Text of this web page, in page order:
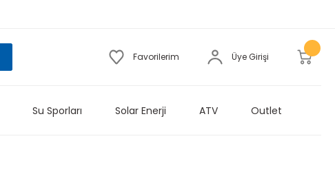
Favorilerim Üye Girişi
Su Sporları Solar Enerji ATV Outlet